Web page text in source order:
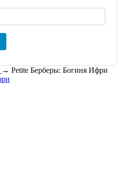
→ Petite Берберы: Богиня Ифри